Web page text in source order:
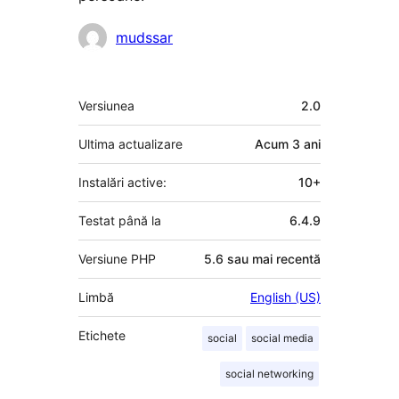
Contributori
mudssar
Meta
Versiunea 2.0
Ultima actualizare Acum 3 ani
Instalări active: 10+
Testat până la 6.4.9
Versiune PHP 5.6 sau mai recentă
Limbă English (US)
Etichete social social media
social networking